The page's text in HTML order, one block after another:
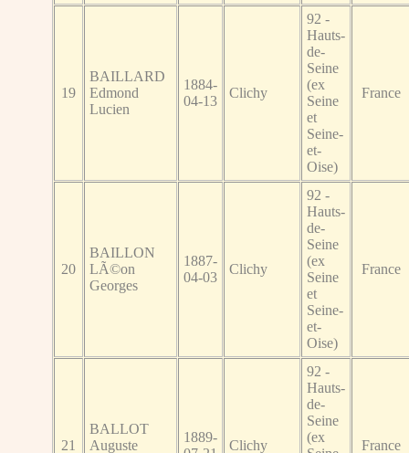
19
BAILLARD
Edmond
Lucien
1884-
04-13
Clichy
92 -
Hauts-
de-
Seine
(ex
Seine
et
Seine-
et-
Oise)
France
20
BAILLON
LÃ©on
Georges
1887-
04-03
Clichy
92 -
Hauts-
de-
Seine
(ex
Seine
et
Seine-
et-
Oise)
France
21
BALLOT
Auguste
1889-
Clichy
92 -
Hauts-
de-
Seine
(ex
France